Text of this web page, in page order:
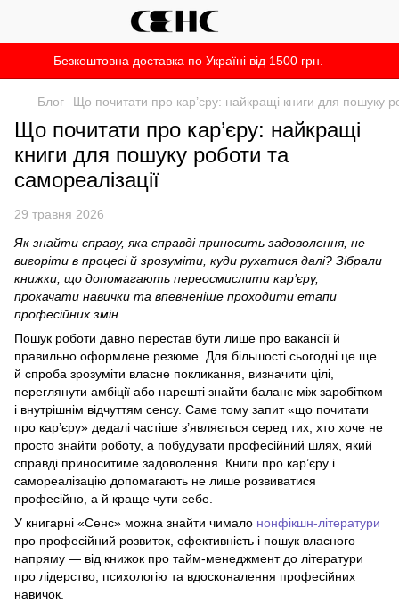
Безкоштовна доставка по Україні від 1500 грн.
Блог Що почитати про кар’єру: найкращі книги для пошуку
Що почитати про кар’єру: найкращі
книги для пошуку роботи та
самореалізації
29 травня 2026
Як знайти справу, яка справді приносить задоволення, не
вигоріти в процесі й зрозуміти, куди рухатися далі? Зібрали
книжки, що допомагають переосмислити кар’єру,
прокачати навички та впевненіше проходити етапи
професійних змін.
Пошук роботи давно перестав бути лише про вакансії й
правильно оформлене резюме. Для більшості сьогодні це ще
й спроба зрозуміти власне покликання, визначити цілі,
переглянути амбіції або нарешті знайти баланс між заробітком
і внутрішнім відчуттям сенсу. Саме тому запит «що почитати
про кар’єру» дедалі частіше з’являється серед тих, хто хоче не
просто знайти роботу, а побудувати професійний шлях, який
справді приноситиме задоволення. Книги про кар’єру і
самореалізацію допомагають не лише розвиватися
професійно, а й краще чути себе.
У книгарні «Сенс» можна знайти чимало нонфікшн-літератури
про професійний розвиток, ефективність і пошук власного
напряму — від книжок про тайм-менеджмент до літератури
про лідерство, психологію та вдосконалення професійних
навичок.